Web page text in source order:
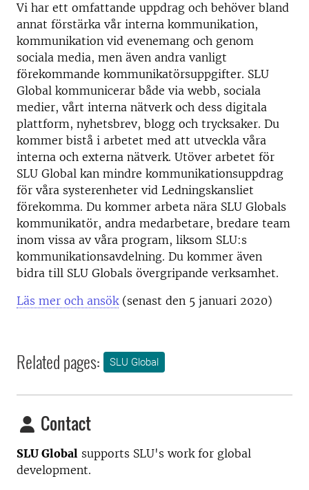
Vi har ett omfattande uppdrag och behöver bland
annat förstärka vår interna kommunikation,
kommunikation vid evenemang och genom
sociala media, men även andra vanligt
förekommande kommunikatörsuppgifter. SLU
Global kommunicerar både via webb, sociala
medier, vårt interna nätverk och dess digitala
plattform, nyhetsbrev, blogg och trycksaker. Du
kommer bistå i arbetet med att utveckla våra
interna och externa nätverk. Utöver arbetet för
SLU Global kan mindre kommunikationsuppdrag
för våra systerenheter vid Ledningskansliet
förekomma. Du kommer arbeta nära SLU Globals
kommunikatör, andra medarbetare, bredare team
inom vissa av våra program, liksom SLU:s
kommunikationsavdelning. Du kommer även
bidra till SLU Globals övergripande verksamhet.
Läs mer och ansök(senast den 5 januari 2020)
Related pages: SLU Global
Contact
SLU Global supports SLU's work for global
development.